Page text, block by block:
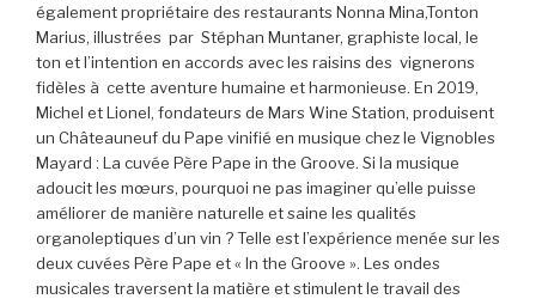
également propriétaire des restaurants Nonna Mina,Tonton
Marius, illustrées par Stéphan Muntaner, graphiste local, le
ton et l’intention en accords avec les raisins des vignerons
fidèles à cette aventure humaine et harmonieuse. En 2019,
Michel et Lionel, fondateurs de Mars Wine Station, produisent
un Châteauneuf du Pape vinifié en musique chez le Vignobles
Mayard : La cuvée Père Pape in the Groove. Si la musique
adoucit les mœurs, pourquoi ne pas imaginer qu’elle puisse
améliorer de manière naturelle et saine les qualités
organoleptiques d’un vin ? Telle est l’expérience menée sur les
deux cuvées Père Pape et « In the Groove ». Les ondes
musicales traversent la matière et stimulent le travail des